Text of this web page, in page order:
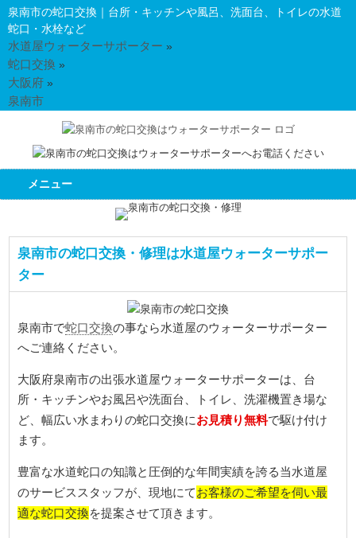
泉南市の蛇口交換｜台所・キッチンや風呂、洗面台、トイレの水道
蛇口・水栓など
水道屋ウォーターサポーター »
蛇口交換 »
大阪府 »
泉南市
メニュー
泉南市の蛇口交換・修理は水道屋ウォーターサポー
ター
泉南市で蛇口交換の事なら水道屋のウォーターサポーター
へご連絡ください。
大阪府泉南市の出張水道屋ウォーターサポーターは、台
所・キッチンやお風呂や洗面台、トイレ、洗濯機置き場な
ど、幅広い水まわりの蛇口交換にお見積り無料で駆け付け
ます。
豊富な水道蛇口の知識と圧倒的な年間実績を誇る当水道屋
のサービススタッフが、現地にてお客様のご希望を伺い最
適な蛇口交換を提案させて頂きます。